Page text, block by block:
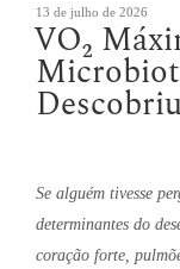
Publicado
em
13 de julho de 2026
VO₂
Se alguém tivesse
determinantes do
coração forte,